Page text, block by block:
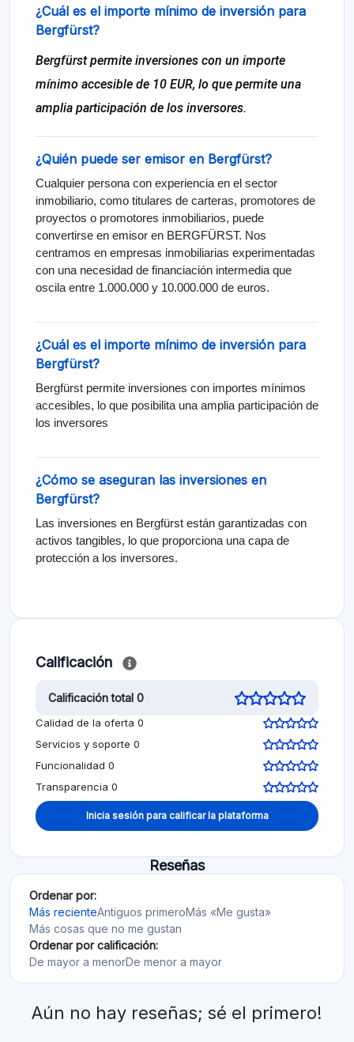
¿Cuál es el importe mínimo de inversión para
Bergfürst?
Bergfürst permite inversiones con un importe
mínimo accesible de 10 EUR, lo que permite una
amplia participación de los inversores.
¿Quién puede ser emisor en Bergfürst?
Cualquier persona con experiencia en el sector
inmobiliario, como titulares de carteras, promotores de
proyectos o promotores inmobiliarios, puede
convertirse en emisor en BERGFÜRST. Nos
centramos en empresas inmobiliarias experimentadas
con una necesidad de financiación intermedia que
oscila entre 1.000.000 y 10.000.000 de euros.
¿Cuál es el importe mínimo de inversión para
Bergfürst?
Bergfürst permite inversiones con importes mínimos
accesibles, lo que posibilita una amplia participación de
los inversores
¿Cómo se aseguran las inversiones en
Bergfürst?
Las inversiones en Bergfürst están garantizadas con
activos tangibles, lo que proporciona una capa de
protección a los inversores.
Calificación
Calificación total 0
Calidad de la oferta 0
Servicios y soporte 0
Funcionalidad 0
Transparencia 0
Inicia sesión para calificar la plataforma
Reseñas
Ordenar por:
Más recienteAntiguos primeroMás «Me gusta»
Más cosas que no me gustan
Ordenar por calificación:
De mayor a menorDe menor a mayor
Aún no hay reseñas; sé el primero!